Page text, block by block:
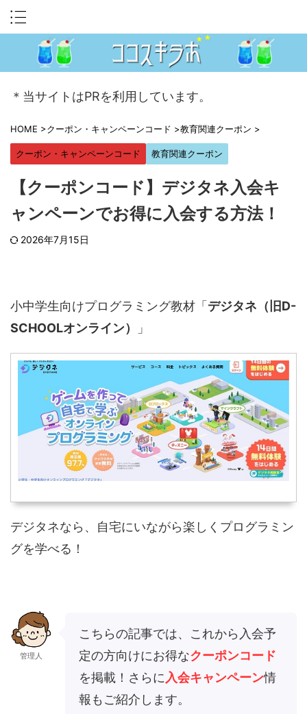
＊当サイトはPRを利用しています。
HOME >クーポン・キャンペーンコード >教育関連クーポン >
クーポン・キャンペーンコード 教育関連クーポン
【クーポンコード】デジタネ入会キ
ャンペーンでお得に入会する方法！
2026年7月15日
小中学生向けプログラミング教材「デジタネ（旧D-
SCHOOLオンライン）
」
デジタネなら、自宅にいながら楽しくプログラミン
グを学べる！
管理人
こちらの記事では、これから入会予
定の方向けにお得なクーポンコード
を掲載！さらに 入会キャンペーン情
報もご紹介します。